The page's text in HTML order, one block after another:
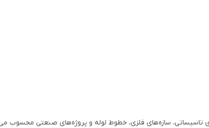
تاسیساتی، سازه‌های فلزی، خطوط لوله و پروژه‌های صنعتی محسوب